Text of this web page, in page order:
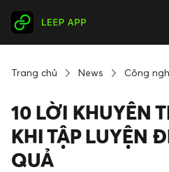
Trang chủ News Công
10 LỜI KHUYÊN
KHI TẬP LUYỆN
QUẢ